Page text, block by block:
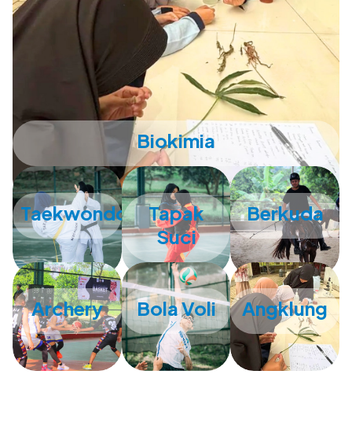
Biokimia
Taekwondo
Tapak
Suci
Berkuda
Archery Bola Voli Angklung